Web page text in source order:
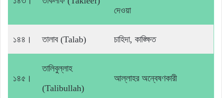
দেওয়া
১৪৪। তালাব (Talab) চাহিদা, কাঙ্ক্ষিত
১৪৫।
তালিবুল্লাহ
(Talibullah)
আল্লাহর অন্বেষণকারী